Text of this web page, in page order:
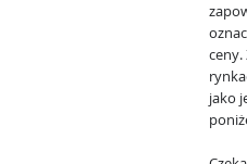
ceny.
jako